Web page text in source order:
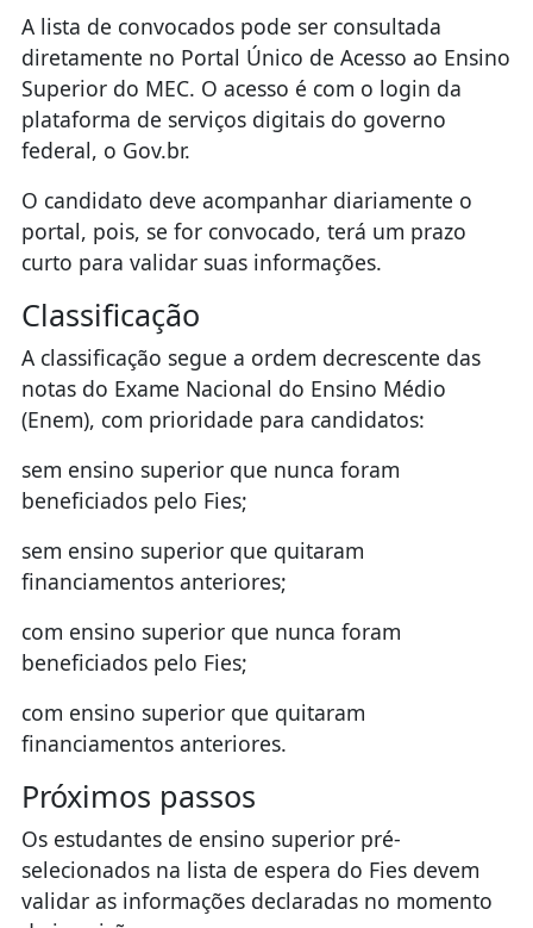
A lista de convocados pode ser consultada
diretamente no Portal Único de Acesso ao Ensino
Superior do MEC. O acesso é com o login da
plataforma de serviços digitais do governo
federal, o Gov.br.
O candidato deve acompanhar diariamente o
portal, pois, se for convocado, terá um prazo
curto para validar suas informações.
Classificação
A classificação segue a ordem decrescente das
notas do Exame Nacional do Ensino Médio
(Enem), com prioridade para candidatos:
sem ensino superior que nunca foram
beneficiados pelo Fies;
sem ensino superior que quitaram
financiamentos anteriores;
com ensino superior que nunca foram
beneficiados pelo Fies;
com ensino superior que quitaram
financiamentos anteriores.
Próximos passos
Os estudantes de ensino superior pré-
selecionados na lista de espera do Fies devem
validar as informações declaradas no momento